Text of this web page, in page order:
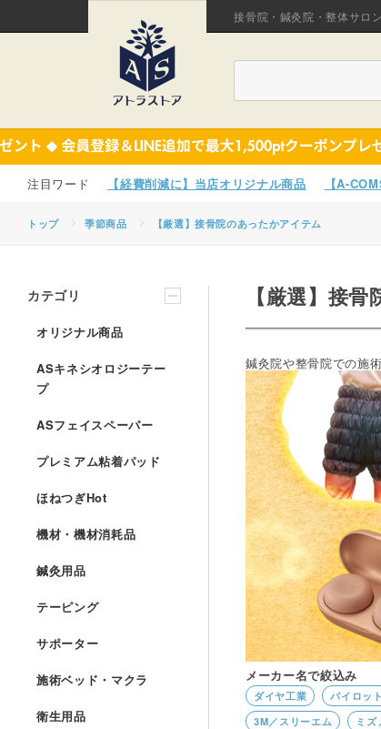
接骨院・鍼灸院・整体サロ
【経費削減に】当店オリジナル商品 【A-
トップ 季節商品 【厳選】接骨院のあったかアイテム
【厳選】接
鍼灸院や整骨院での施
メーカー名で絞込み
ダイヤ工業 パイロット
3M／スリーエム
ミズ
カテゴリ
オリジナル商品
ASキネシオロジーテー
プ
ASフェイスペーパー
プレミアム粘着パッド
ほねつぎHot
機材・機材消耗品
鍼灸用品
テーピング
サポーター
施術ベッド・マクラ
衛生用品